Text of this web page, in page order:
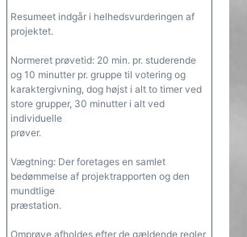
Resumeet indgår i helhedsvurderingen af
projektet.
Normeret prøvetid: 20 min. pr. studerende
og 10 minutter pr. gruppe til votering og
karaktergivning, dog højst i alt to timer ved
store grupper, 30 minutter i alt ved
individuelle
prøver.
Vægtning: Der foretages en samlet
bedømmelse af projektrapporten og den
mundtlige
præstation.
Omprøve afholdes efter de gældende regler